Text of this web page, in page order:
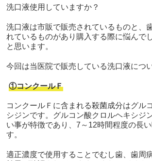
洗口液使用していますか？
洗口液は市販で販売されているものと、
れているものがあり購入する際に悩んで
と思います。
今回は当医院で販売している洗口液につ
①コンクールＦ
コンクールＦに含まれる殺菌成分はグル
シジンです。グルコン酸クロルヘキシジ
い事が特徴であり、7～12時間程度の長
す。
適正濃度で使用することでむし歯、歯周